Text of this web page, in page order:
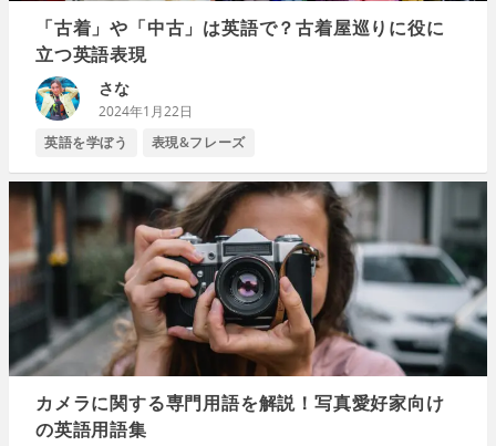
「古着」や「中古」は英語で？古着屋巡りに役に
立つ英語表現
さな
2024年1月22日
英語を学ぼう
表現&フレーズ
カメラに関する専門用語を解説！写真愛好家向け
の英語用語集